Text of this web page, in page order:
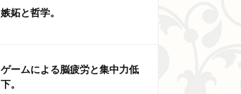
嫉妬と哲学。
ゲームによる脳疲労と集中力低
下。